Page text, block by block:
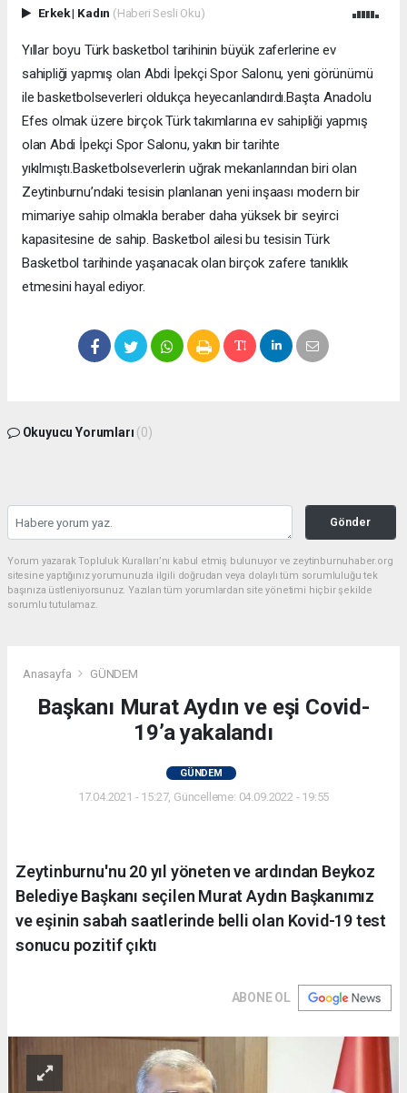
Erkek| Kadın (Haberi Sesli Oku)
Yıllar boyu Türk basketbol tarihinin büyük zaferlerine ev
sahipliği yapmış olan Abdi İpekçi Spor Salonu, yeni görünümü
ile basketbolseverleri oldukça heyecanlandırdı.Başta Anadolu
Efes olmak üzere birçok Türk takımlarına ev sahipliği yapmış
olan Abdi İpekçi Spor Salonu, yakın bir tarihte
yıkılmıştı.Basketbolseverlerin uğrak mekanlarından biri olan
Zeytinburnu’ndaki tesisin planlanan yeni inşaası modern bir
mimariye sahip olmakla beraber daha yüksek bir seyirci
kapasitesine de sahip. Basketbol ailesi bu tesisin Türk
Basketbol tarihinde yaşanacak olan birçok zafere tanıklık
etmesini hayal ediyor.
Okuyucu Yorumları (0)
Gönder
Yorum yazarak Topluluk Kuralları’nı kabul etmiş bulunuyor ve zeytinburnuhaber.org
sitesine yaptığınız yorumunuzla ilgili doğrudan veya dolaylı tüm sorumluluğu tek
başınıza üstleniyorsunuz. Yazılan tüm yorumlardan site yönetimi hiçbir şekilde
sorumlu tutulamaz.
Anasayfa GÜNDEM
Başkanı Murat Aydın ve eşi Covid-
19’a yakalandı
GÜNDEM
17.04.2021 - 15:27, Güncelleme: 04.09.2022 - 19:55
Zeytinburnu'nu 20 yıl yöneten ve ardından Beykoz
Belediye Başkanı seçilen Murat Aydın Başkanımız
ve eşinin sabah saatlerinde belli olan Kovid-19 test
sonucu pozitif çıktı
ABONE OL